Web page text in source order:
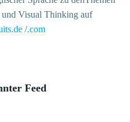
Visual Thinking auf
/.com
Feed